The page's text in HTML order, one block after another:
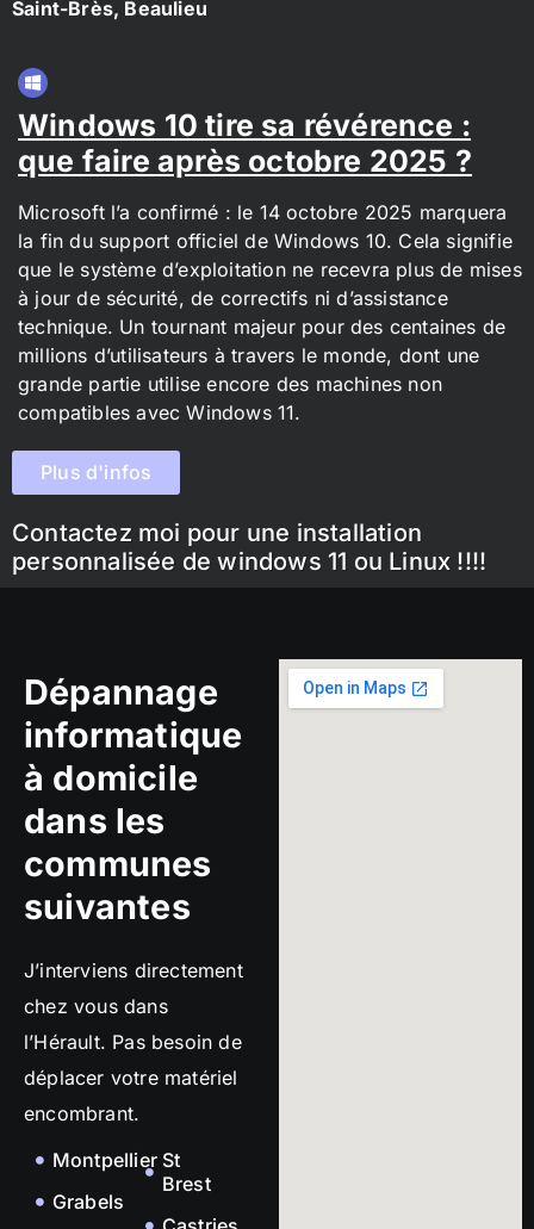
Saint-Brès, Beaulieu
Windows 10 tire sa révérence :
que faire après octobre 2025 ?
Microsoft l’a confirmé : le 14 octobre 2025 marquera
la fin du support officiel de Windows 10. Cela signifie
que le système d’exploitation ne recevra plus de mises
à jour de sécurité, de correctifs ni d’assistance
technique. Un tournant majeur pour des centaines de
millions d’utilisateurs à travers le monde, dont une
grande partie utilise encore des machines non
compatibles avec Windows 11.
Plus d'infos
Contactez moi pour une installation
personnalisée de windows 11 ou Linux !!!!
Dépannage
informatique
à domicile
dans les
communes
suivantes
J’interviens directement
chez vous dans
l’Hérault. Pas besoin de
déplacer votre matériel
encombrant.
Montpellier
Grabels
St
Brest